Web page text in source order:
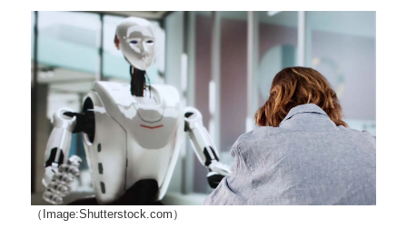
（Image:Shutterstock.com）